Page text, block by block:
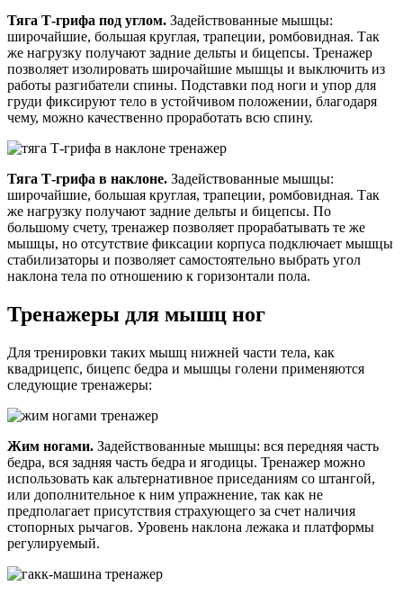
Тяга Т-грифа под углом. Задействованные мышцы:
широчайшие, большая круглая, трапеции, ромбовидная. Так
же нагрузку получают задние дельты и бицепсы. Тренажер
позволяет изолировать широчайшие мышцы и выключить из
работы разгибатели спины. Подставки под ноги и упор для
груди фиксируют тело в устойчивом положении, благодаря
чему, можно качественно проработать всю спину.
Тяга Т-грифа в наклоне. Задействованные мышцы:
широчайшие, большая круглая, трапеции, ромбовидная. Так
же нагрузку получают задние дельты и бицепсы. По
большому счету, тренажер позволяет прорабатывать те же
мышцы, но отсутствие фиксации корпуса подключает мышцы
стабилизаторы и позволяет самостоятельно выбрать угол
наклона тела по отношению к горизонтали пола.
Тренажеры для мышц ног
Для тренировки таких мышц нижней части тела, как
квадрицепс, бицепс бедра и мышцы голени применяются
следующие тренажеры:
Жим ногами. Задействованные мышцы: вся передняя часть
бедра, вся задняя часть бедра и ягодицы. Тренажер можно
использовать как альтернативное приседаниям со штангой,
или дополнительное к ним упражнение, так как не
предполагает присутствия страхующего за счет наличия
стопорных рычагов. Уровень наклона лежака и платформы
регулируемый.